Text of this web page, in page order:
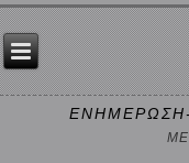
ΜΕ